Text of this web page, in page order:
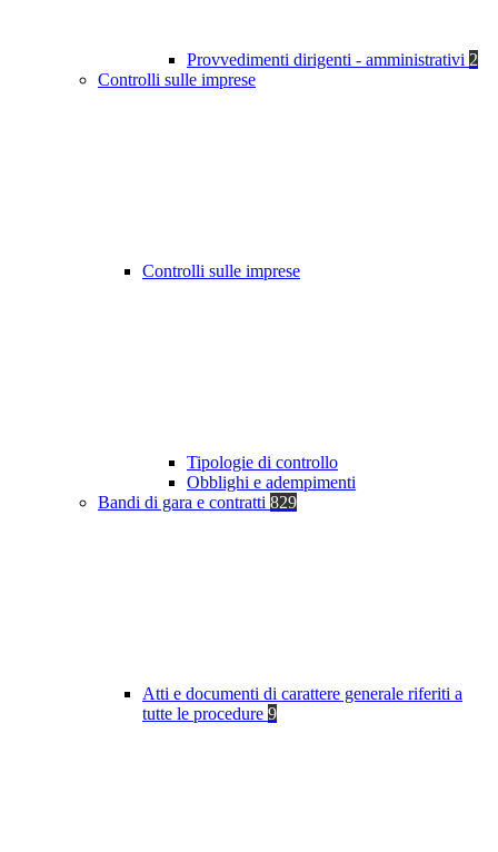
Provvedimenti dirigenti - amministrativi 2
Controlli sulle imprese
Controlli sulle imprese
Tipologie di controllo
Obblighi e adempimenti
Bandi di gara e contratti 829
Atti e documenti di carattere generale riferiti a
tutte le procedure 9